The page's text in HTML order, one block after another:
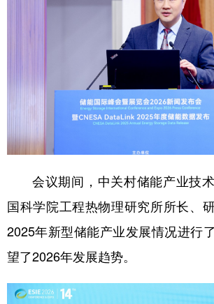
天津 河北
吉林 上海
浙江 安徽 福建
河南 湖北
广东
四川 贵州 云南
陕西 甘肃 青海
新疆 内蒙古 黑龙江
多语种频道
会议期间，中关村储能产业技
国科学院工程热物理研究所所长、
2025年新型储能产业发展情况进行
望了2026年发展趋势。